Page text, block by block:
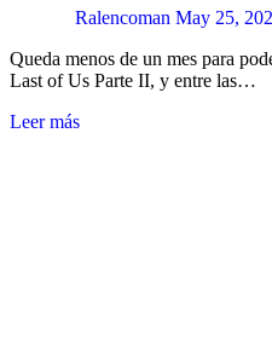
Ralencoman May 25,
Queda menos de un mes para
Last of Us Parte II, y entre las…
Leer más